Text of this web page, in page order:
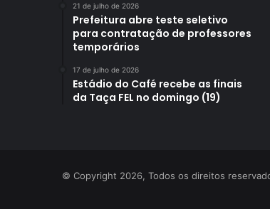
21 de julho de 2026
Prefeitura abre teste seletivo
para contratação de professores
temporários
17 de julho de 2026
Estádio do Café recebe as finais
da Taça FEL no domingo (19)
© Copyright 2026, Todos os direitos